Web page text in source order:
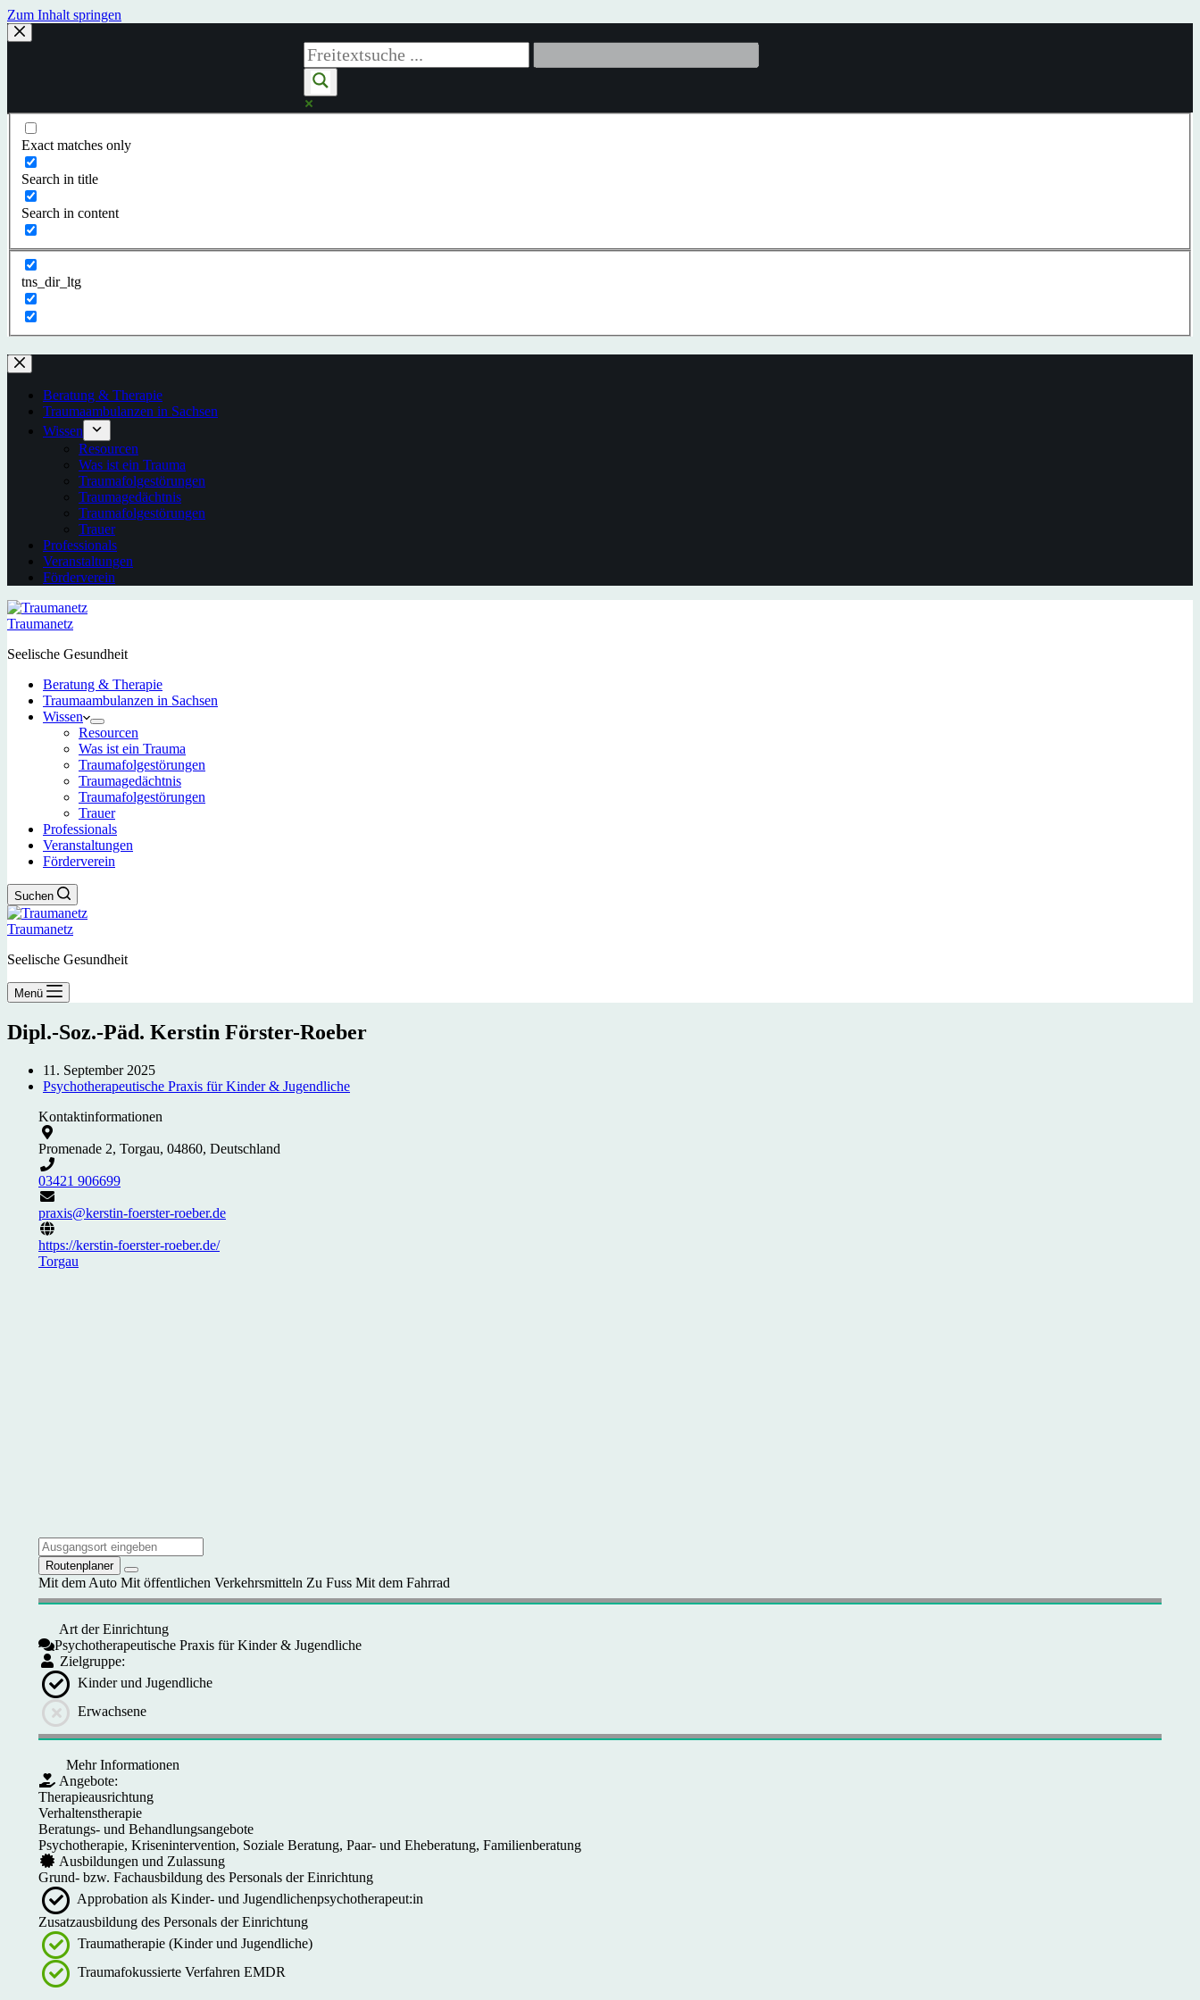
Zum Inhalt springen
Exact matches only
Search in title
Search in content
tns_dir_ltg
Beratung & Therapie
Traumaambulanzen in Sachsen
Wissen
Resourcen
Was ist ein Trauma
Traumafolgestörungen
Traumagedächtnis
Traumafolgestörungen
Trauer
Professionals
Veranstaltungen
Förderverein
Traumanetz
Seelische Gesundheit
Beratung & Therapie
Traumaambulanzen in Sachsen
Wissen
Resourcen
Was ist ein Trauma
Traumafolgestörungen
Traumagedächtnis
Traumafolgestörungen
Trauer
Professionals
Veranstaltungen
Förderverein
Suchen
Traumanetz
Seelische Gesundheit
Menü
Dipl.-Soz.-Päd. Kerstin Förster-Roeber
11. September 2025
Psychotherapeutische Praxis für Kinder & Jugendliche
Kontaktinformationen
Promenade 2, Torgau, 04860, Deutschland
03421 906699
praxis@kerstin-foerster-roeber.de
https://kerstin-foerster-roeber.de/
Torgau
Routenplaner
Mit dem Auto Mit öffentlichen Verkehrsmitteln Zu Fuss Mit dem Fahrrad
Art der Einrichtung
Psychotherapeutische Praxis für Kinder & Jugendliche
Zielgruppe:
Kinder und Jugendliche
Erwachsene
Mehr Informationen
Angebote:
Therapieausrichtung
Verhaltenstherapie
Beratungs- und Behandlungsangebote
Psychotherapie, Krisenintervention, Soziale Beratung, Paar- und Eheberatung, Familienberatung
Ausbildungen und Zulassung
Grund- bzw. Fachausbildung des Personals der Einrichtung
Approbation als Kinder- und Jugendlichenpsychotherapeut:in
Zusatzausbildung des Personals der Einrichtung
Traumatherapie (Kinder und Jugendliche)
Traumafokussierte Verfahren EMDR